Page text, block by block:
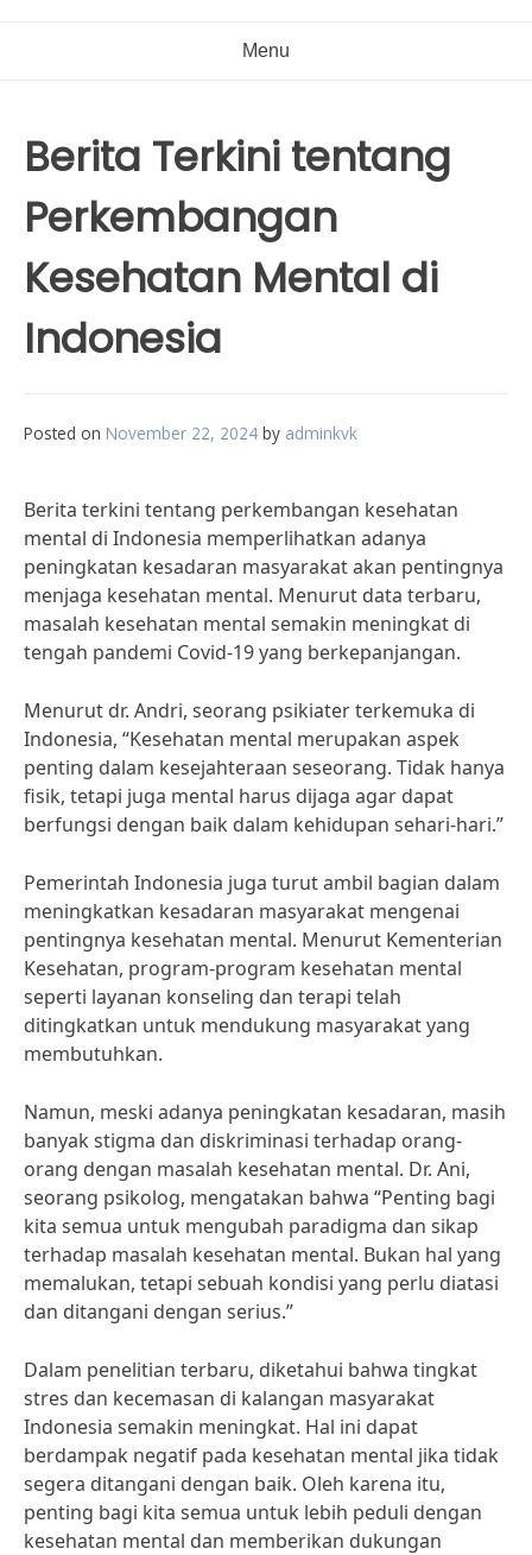
Menu
Berita Terkini tentang
Perkembangan
Kesehatan Mental di
Indonesia
Posted on November 22, 2024 by adminkvk
Berita terkini tentang perkembangan kesehatan
mental di Indonesia memperlihatkan adanya
peningkatan kesadaran masyarakat akan pentingnya
menjaga kesehatan mental. Menurut data terbaru,
masalah kesehatan mental semakin meningkat di
tengah pandemi Covid-19 yang berkepanjangan.
Menurut dr. Andri, seorang psikiater terkemuka di
Indonesia, “Kesehatan mental merupakan aspek
penting dalam kesejahteraan seseorang. Tidak hanya
fisik, tetapi juga mental harus dijaga agar dapat
berfungsi dengan baik dalam kehidupan sehari-hari.”
Pemerintah Indonesia juga turut ambil bagian dalam
meningkatkan kesadaran masyarakat mengenai
pentingnya kesehatan mental. Menurut Kementerian
Kesehatan, program-program kesehatan mental
seperti layanan konseling dan terapi telah
ditingkatkan untuk mendukung masyarakat yang
membutuhkan.
Namun, meski adanya peningkatan kesadaran, masih
banyak stigma dan diskriminasi terhadap orang-
orang dengan masalah kesehatan mental. Dr. Ani,
seorang psikolog, mengatakan bahwa “Penting bagi
kita semua untuk mengubah paradigma dan sikap
terhadap masalah kesehatan mental. Bukan hal yang
memalukan, tetapi sebuah kondisi yang perlu diatasi
dan ditangani dengan serius.”
Dalam penelitian terbaru, diketahui bahwa tingkat
stres dan kecemasan di kalangan masyarakat
Indonesia semakin meningkat. Hal ini dapat
berdampak negatif pada kesehatan mental jika tidak
segera ditangani dengan baik. Oleh karena itu,
penting bagi kita semua untuk lebih peduli dengan
kesehatan mental dan memberikan dukungan